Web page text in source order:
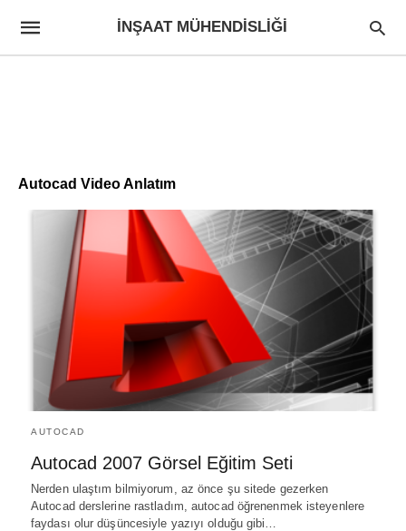
İNŞAAT MÜHENDISLIĞI
Autocad Video Anlatım
AUTOCAD
Autocad 2007 Görsel Eğitim Seti
Nerden ulaştım bilmiyorum, az önce şu sitede gezerken
Autocad derslerine rastladım, autocad öğrenenmek isteyenlere
faydası olur düşüncesiyle yazıyı olduğu gibi…